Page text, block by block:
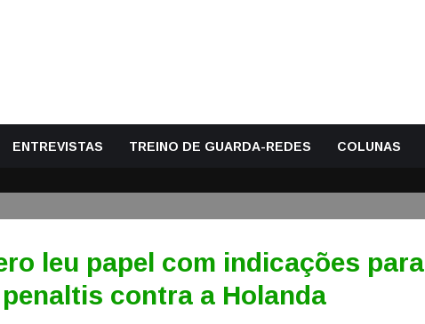
ENTREVISTAS TREINO DE GUARDA-REDES COLUNAS
leu papel com indicações para
contra a Holanda